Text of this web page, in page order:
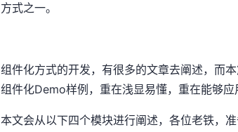
方式之一。
组件化方式的开发，有很多的文章去阐述，而
组件化Demo样例，重在浅显易懂，重在能够应
本文会从以下四个模块进行阐述，各位老铁，准